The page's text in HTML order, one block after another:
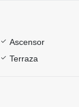
Ascensor
Terraza